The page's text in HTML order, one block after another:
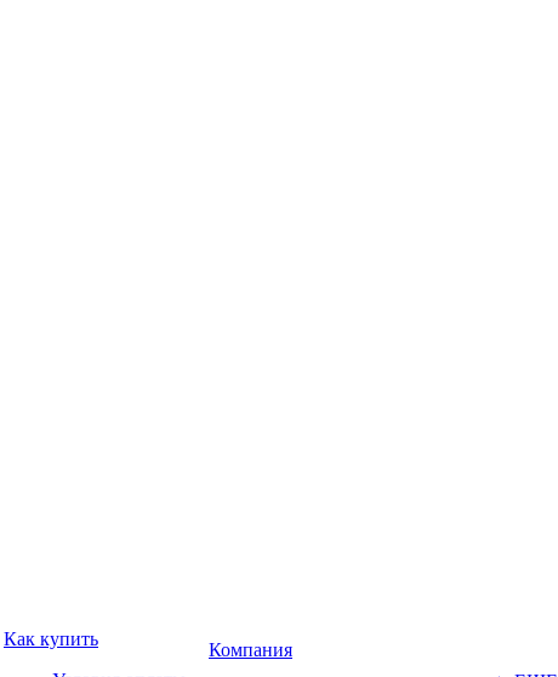
Как купить
Компания